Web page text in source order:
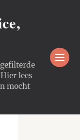
lees
mocht